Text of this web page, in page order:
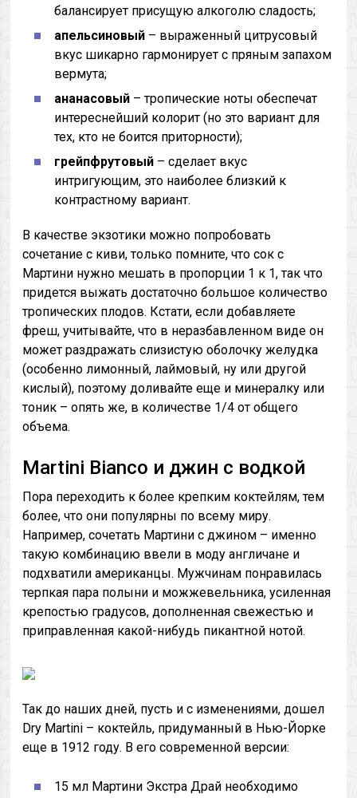
балансирует присущую алкоголю сладость;
апельсиновый – выраженный цитрусовый
вкус шикарно гармонирует с пряным запахом
вермута;
ананасовый – тропические ноты обеспечат
интереснейший колорит (но это вариант для
тех, кто не боится приторности);
грейпфрутовый – сделает вкус
интригующим, это наиболее близкий к
контрастному вариант.
В качестве экзотики можно попробовать
сочетание с киви, только помните, что сок с
Мартини нужно мешать в пропорции 1 к 1, так что
придется выжать достаточно большое количество
тропических плодов. Кстати, если добавляете
фреш, учитывайте, что в неразбавленном виде он
может раздражать слизистую оболочку желудка
(особенно лимонный, лаймовый, ну или другой
кислый), поэтому доливайте еще и минералку или
тоник – опять же, в количестве 1/4 от общего
объема.
Martini Bianco и джин с водкой
Пора переходить к более крепким коктейлям, тем
более, что они популярны по всему миру.
Например, сочетать Мартини с джином – именно
такую комбинацию ввели в моду англичане и
подхватили американцы. Мужчинам понравилась
терпкая пара полыни и можжевельника, усиленная
крепостью градусов, дополненная свежестью и
приправленная какой-нибудь пикантной нотой.
Так до наших дней, пусть и с изменениями, дошел
Dry Martini – коктейль, придуманный в Нью-Йорке
еще в 1912 году. В его современной версии:
15 мл Мартини Экстра Драй необходимо